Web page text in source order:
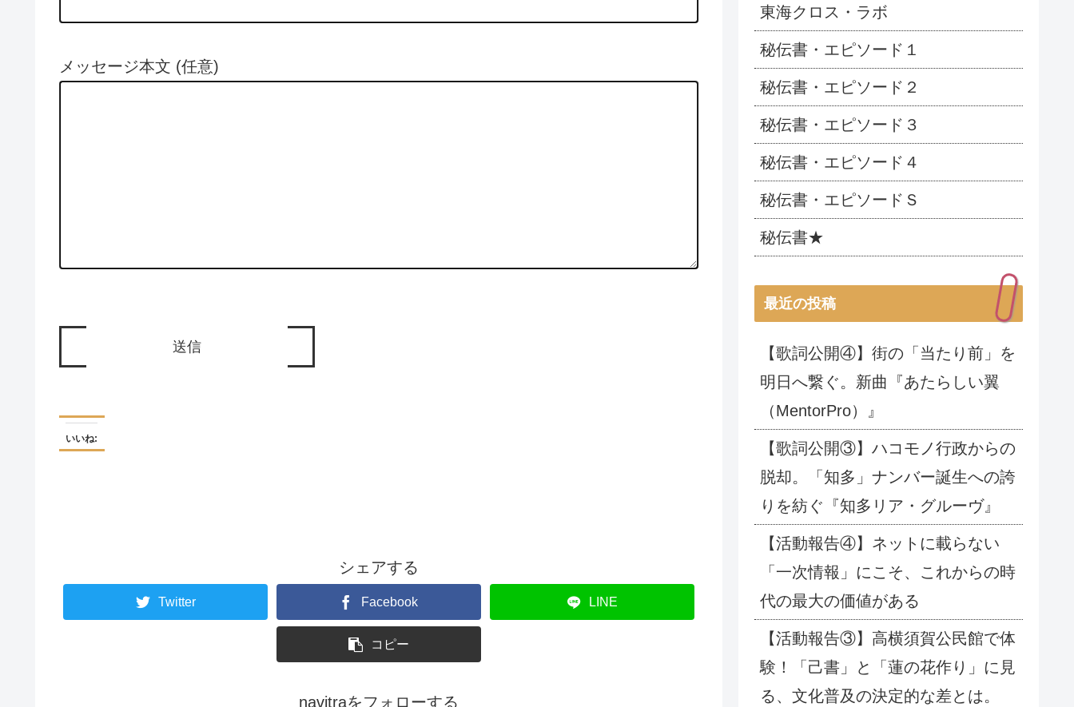
メッセージ本文 (任意)
いいね:
シェアする
Twitter Facebook LINE
コピー
navitraをフォローする
東海クロス・ラボ
秘伝書・エピソード１
秘伝書・エピソード２
秘伝書・エピソード３
秘伝書・エピソード４
秘伝書・エピソードＳ
秘伝書★
最近の投稿
【歌詞公開④】街の「当たり前」を
明日へ繋ぐ。新曲『あたらしい翼
（MentorPro）』
【歌詞公開③】ハコモノ行政からの
脱却。「知多」ナンバー誕生への誇
りを紡ぐ『知多リア・グルーヴ』
【活動報告④】ネットに載らない
「一次情報」にこそ、これからの時
代の最大の価値がある
【活動報告③】高横須賀公民館で体
験！「己書」と「蓮の花作り」に見
る、文化普及の決定的な差とは。